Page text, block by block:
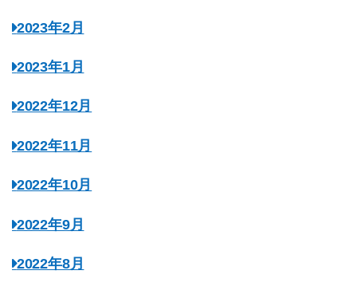
2023年2月
2023年1月
2022年12月
2022年11月
2022年10月
2022年9月
2022年8月